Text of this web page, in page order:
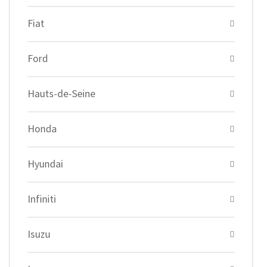
Fiat
Ford
Hauts-de-Seine
Honda
Hyundai
Infiniti
Isuzu